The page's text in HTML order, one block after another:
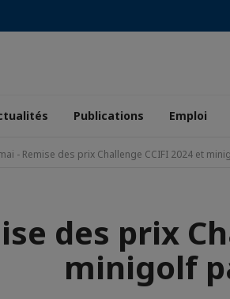
Publications Emploi
- Remise des prix Challenge CCIFI 2024 et
des prix
minigolf